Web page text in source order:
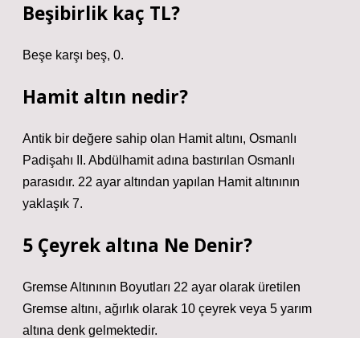
Beşibirlik kaç TL?
Beşe karşı beş, 0.
Hamit altın nedir?
Antik bir değere sahip olan Hamit altını, Osmanlı
Padişahı II. Abdülhamit adına bastırılan Osmanlı
parasıdır. 22 ayar altından yapılan Hamit altınının
yaklaşık 7.
5 Çeyrek altına Ne Denir?
Gremse Altınının Boyutları 22 ayar olarak üretilen
Gremse altını, ağırlık olarak 10 çeyrek veya 5 yarım
altına denk gelmektedir.